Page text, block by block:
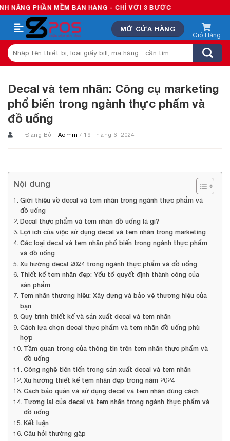
Skip
to
content
MỀM BÁN HÀNG - CHỈ VỚI 3 BƯỚC
MỞ CỬA HÀNG
Tìm
kiếm:
Decal và tem nhãn: Công cụ marketing
phổ biến trong ngành thực phẩm và
đồ uống
Đăng Bởi: Admin/ 19 Tháng 6, 2024
Nội dung
Giới thiệu về decal và tem nhãn trong ngành thực phẩm và
đồ uống
Decal thực phẩm và tem nhãn đồ uống là gì?
Lợi ích của việc sử dụng decal và tem nhãn trong marketing
Các loại decal và tem nhãn phổ biến trong ngành thực phẩm
và đồ uống
Xu hướng decal 2024 trong ngành thực phẩm và đồ uống
Thiết kế tem nhãn đẹp: Yếu tố quyết định thành công của
sản phẩm
Tem nhãn thương hiệu: Xây dựng và bảo vệ thương hiệu của
bạn
Quy trình thiết kế và sản xuất decal và tem nhãn
Cách lựa chọn decal thực phẩm và tem nhãn đồ uống phù
hợp
Tầm quan trọng của thông tin trên tem nhãn thực phẩm và
đồ uống
Công nghệ tiên tiến trong sản xuất decal và tem nhãn
Xu hướng thiết kế tem nhãn đẹp trong năm 2024
Cách bảo quản và sử dụng decal và tem nhãn đúng cách
Tương lai của decal và tem nhãn trong ngành thực phẩm và
đồ uống
Kết luận
Câu hỏi thường gặp